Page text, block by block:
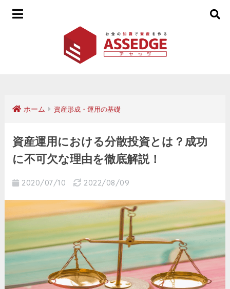
ホーム 資産形成・運用の基礎
資産運用における分散投資とは？成功
に不可欠な理由を徹底解説！
2020/07/10 2022/08/09